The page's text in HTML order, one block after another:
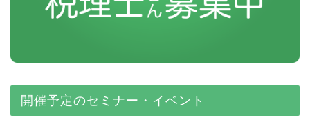
開催予定のセミナー・イベント